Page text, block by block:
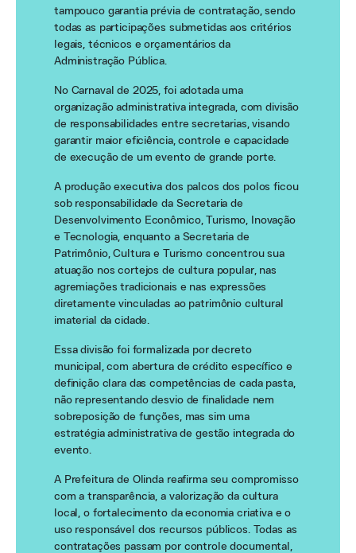
tampouco garantia prévia de contratação, sendo
todas as participações submetidas aos critérios
legais, técnicos e orçamentários da
Administração Pública.
No Carnaval de 2025, foi adotada uma
organização administrativa integrada, com divisão
de responsabilidades entre secretarias, visando
garantir maior eficiência, controle e capacidade
de execução de um evento de grande porte.
A produção executiva dos palcos dos polos ficou
sob responsabilidade da Secretaria de
Desenvolvimento Econômico, Turismo, Inovação
e Tecnologia, enquanto a Secretaria de
Patrimônio, Cultura e Turismo concentrou sua
atuação nos cortejos de cultura popular, nas
agremiações tradicionais e nas expressões
diretamente vinculadas ao patrimônio cultural
imaterial da cidade.
Essa divisão foi formalizada por decreto
municipal, com abertura de crédito específico e
definição clara das competências de cada pasta,
não representando desvio de finalidade nem
sobreposição de funções, mas sim uma
estratégia administrativa de gestão integrada do
evento.
A Prefeitura de Olinda reafirma seu compromisso
com a transparência, a valorização da cultura
local, o fortalecimento da economia criativa e o
uso responsável dos recursos públicos. Todas as
contratações passam por controle documental,